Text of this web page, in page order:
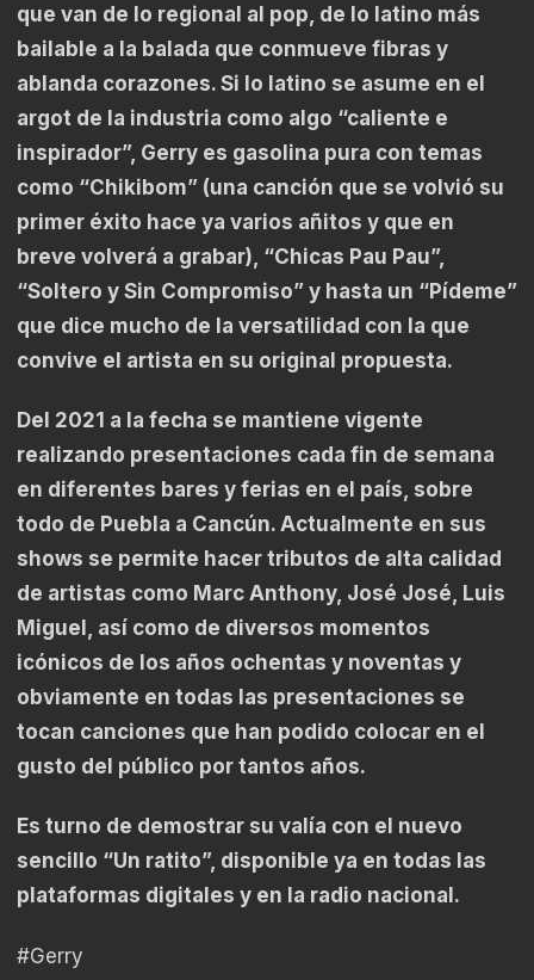
que van de lo regional al pop, de lo latino más
bailable a la balada que conmueve fibras y
ablanda corazones. Si lo latino se asume en el
argot de la industria como algo “caliente e
inspirador”, Gerry es gasolina pura con temas
como “Chikibom” (una canción que se volvió su
primer éxito hace ya varios añitos y que en
breve volverá a grabar), “Chicas Pau Pau”,
“Soltero y Sin Compromiso” y hasta un “Pídeme”
que dice mucho de la versatilidad con la que
convive el artista en su original propuesta.
Del 2021 a la fecha se mantiene vigente
realizando presentaciones cada fin de semana
en diferentes bares y ferias en el país, sobre
todo de Puebla a Cancún. Actualmente en sus
shows se permite hacer tributos de alta calidad
de artistas como Marc Anthony, José José, Luis
Miguel, así como de diversos momentos
icónicos de los años ochentas y noventas y
obviamente en todas las presentaciones se
tocan canciones que han podido colocar en el
gusto del público por tantos años.
Es turno de demostrar su valía con el nuevo
sencillo “Un ratito”, disponible ya en todas las
plataformas digitales y en la radio nacional.
#Gerry